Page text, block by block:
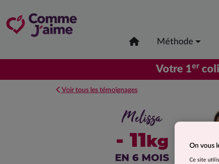
Méthode
Votre 1er
Voir tous les témoignages
Melissa
- 11kg
EN 6 MOIS
On vous
Ce site